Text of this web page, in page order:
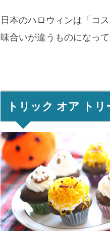
日本のハロウィンは「コ
味合いが違うものになって
トリック オア トリ